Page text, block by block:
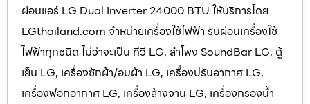
ผ่อนแอร์ LG Dual Inverter 24000 BTU ให้บริการโดย
LGthailand.com จำหน่ายเครื่องใช้ไฟฟ้า รับผ่อนเครื่องใช้
ไฟฟ้าทุกชนิด ไม่ว่าจะเป็น ทีวี LG, ลำโพง SoundBar LG, ตู้
เย็น LG, เครื่องซักผ้า/อบผ้า LG, เครื่องปรับอากาศ LG,
เครื่องฟอกอากาศ LG, เครื่องล้างจาน LG, เครื่องกรองน้ำ